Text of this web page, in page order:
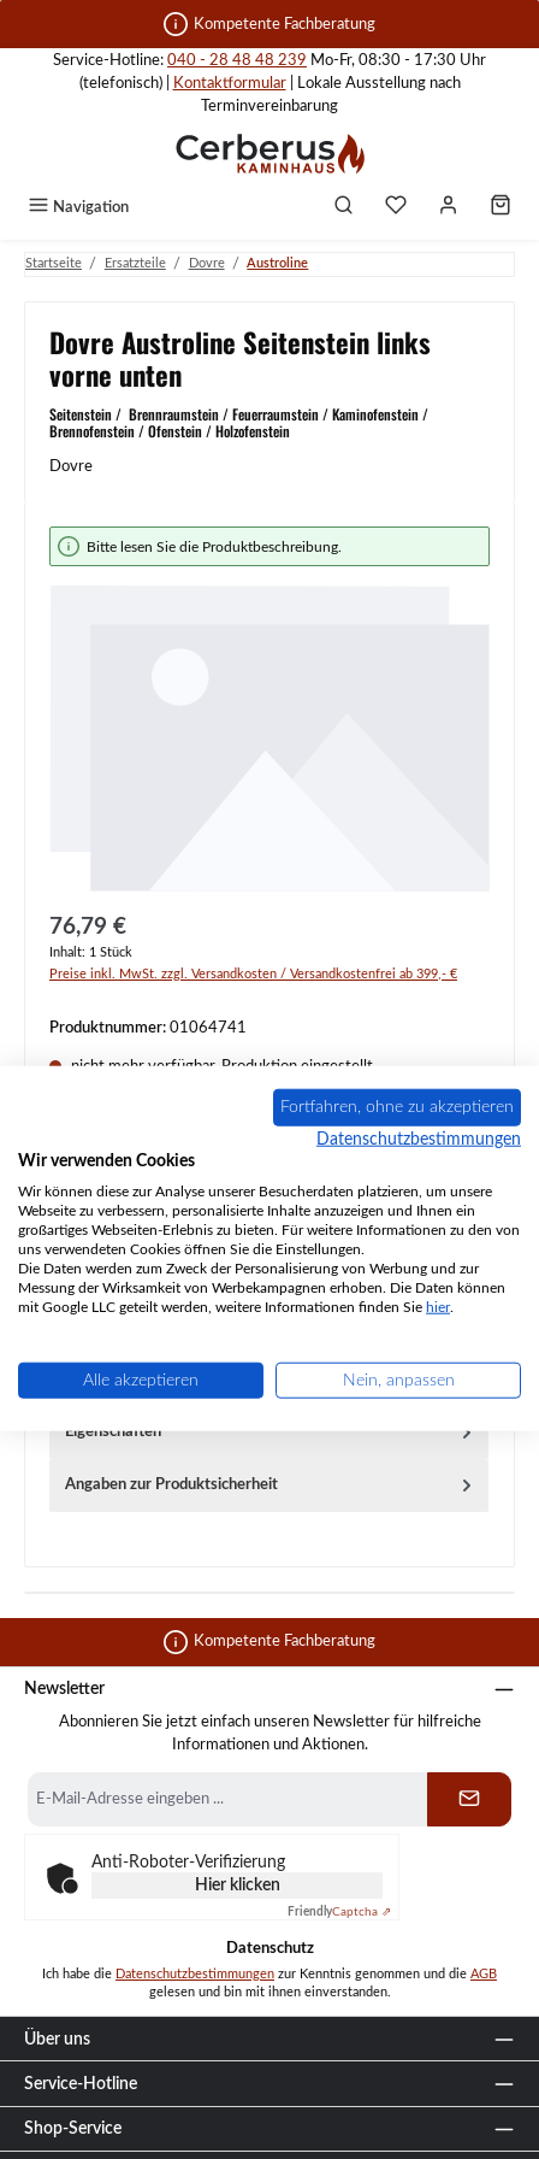
Zum Hauptinhalt springen Kompetente Fachberatung
Service-Hotline: 040 - 28 48 48 239 Mo-Fr, 08:30 - 17:30 Uhr
(telefonisch) |
Kontaktformular| Lokale Ausstellung nach
Terminvereinbarung
Navigation
Startseite / Ersatzteile / Dovre / Austroline
Dovre Austroline Seitenstein links
vorne unten
Seitenstein / Brennraumstein / Feuerraumstein / Kaminofenstein /
Brennofenstein / Ofenstein / Holzofenstein
Dovre
Bildergalerie überspringen
Bitte lesen Sie die Produktbeschreibung.
Regulärer Preis:
76,79 €
Inhalt: 1 Stück
Preise inkl. MwSt. zzgl. Versandkosten / Versandkostenfrei ab 399,- €
Produktnummer: 01064741
nicht mehr verfügbar, Produktion eingestellt
Beschreibung
Artikels…Mehr
Eigenschaften
Angaben zur Produktsicherheit
Kompetente Fachberatung
Newsletter
Abonnieren Sie jetzt einfach unseren Newsletter für hilfreiche
Informationen und Aktionen.
Mail-
Anti-Roboter-Verifizierung
Hier klicken
FriendlyCaptcha ⇗
Datenschutz
Ich habe die Datenschutzbestimmungen zur Kenntnis genommen und die AGB
gelesen und bin mit ihnen einverstanden.
Über uns
Service-Hotline
Shop-Service
Fortfahren, ohne zu akzeptieren
Datenschutzbestimmungen
Wir verwenden Cookies
Wir können diese zur Analyse unserer Besucherdaten platzieren, um unsere
Webseite zu verbessern, personalisierte Inhalte anzuzeigen und Ihnen ein
großartiges Webseiten-Erlebnis zu bieten. Für weitere Informationen zu den von
uns verwendeten Cookies öffnen Sie die Einstellungen.
Die Daten werden zum Zweck der Personalisierung von Werbung und zur
Messung der Wirksamkeit von Werbekampagnen erhoben. Die Daten können
mit Google LLC geteilt werden, weitere Informationen finden Sie hier.
Alle akzeptieren Nein, anpassen